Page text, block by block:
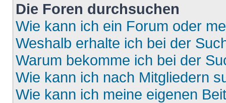
Die Foren durchsuchen
Wie kann ich ein Forum oder
Weshalb erhalte ich bei der
Warum bekomme ich bei der
Wie kann ich nach Mitgliedern
Wie kann ich meine eigenen